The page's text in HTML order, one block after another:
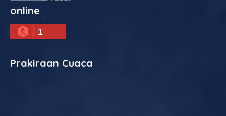
online
1
Prakiraan Cuaca